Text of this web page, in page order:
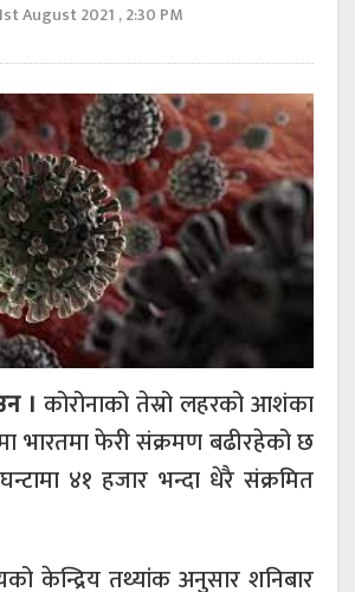
August 2021 , 2:30 PM
। कोरोनाको तेस्रो लहरको आशंका
भारतमा फेरी संक्रमण बढीरहेको छ
४१ हजार भन्दा धेरै संक्रमित
केन्द्रिय तथ्यांक अनुसार शनिबार